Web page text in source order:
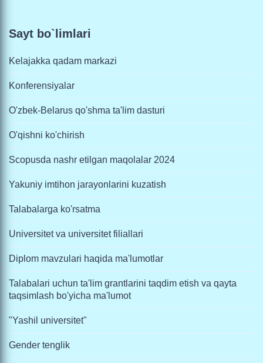
Sayt bo`limlari
Kelajakka qadam markazi
Konferensiyalar
O'zbek-Belarus qo'shma ta'lim dasturi
O'qishni ko'chirish
Scopusda nashr etilgan maqolalar 2024
Yakuniy imtihon jarayonlarini kuzatish
Talabalarga ko'rsatma
Universitet va universitet filiallari
Diplom mavzulari haqida ma'lumotlar
Talabalari uchun ta'lim grantlarini taqdim etish va qayta
taqsimlash bo'yicha ma'lumot
"Yashil universitet"
Gender tenglik